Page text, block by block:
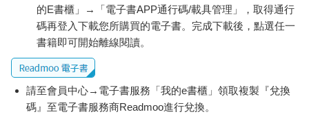
的E書櫃」→「電子書APP通行碼/載具管理」，取得通行
碼再登入下載您所購買的電子書。完成下載後，點選任一
書籍即可開始離線閱讀。
請至會員中心→電子書服務「我的e書櫃」領取複製『兌換
碼』至電子書服務商Readmoo進行兌換。